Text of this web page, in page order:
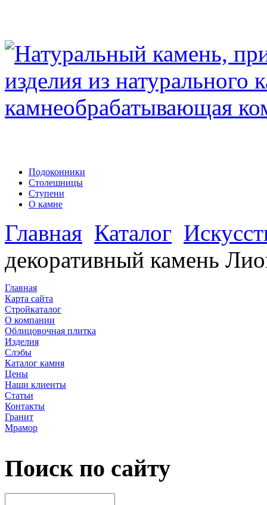
Подоконники
Столешницы
Ступени
О камне
Главная Каталог
декоративный камень
Главная
Карта сайта
Стройкаталог
О компании
Облицовочная плитка
Изделия
Слэбы
Каталог камня
Цены
Наши клиенты
Статьи
Контакты
Гранит
Мрамор
Поиск по сайту